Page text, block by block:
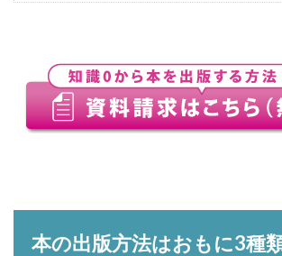
本の出版方法はおもに3種